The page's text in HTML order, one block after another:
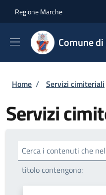
Regione Marche
Comune
Briciole di pane
Home / Servizi cimiteriali
Servizi
Cerca i contenuti che nel
titolo contengono: